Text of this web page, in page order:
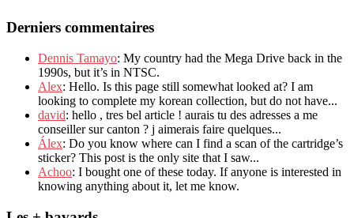
Derniers commentaires
Dennis Tamayo: My country had the Mega Drive back in the
1990s, but it’s in NTSC.
Alex: Hello. Is this page still somewhat looked at? I am
looking to complete my korean collection, but do not have...
david: hello , tres bel article ! aurais tu des adresses a me
conseiller sur canton ? j aimerais faire quelques...
Álex: Do you know where can I find a scan of the cartridge’s
sticker? This post is the only site that I saw...
Achoo: I bought one of these today. If anyone is interested in
knowing anything about it, let me know.